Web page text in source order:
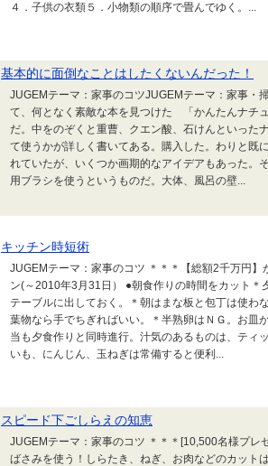
４．子供の衣類５．小物類の順序で畳んでゆく。...
基本的に面倒なことはしたくないんだった！
JUGEMテーマ：家事のコツJUGEMテーマ：家事・
て、何となく素敵な本を見つけた 「かんたんナチ
だ。中をのぞくと重曹、クエン酸、石けんといった
て使うかが詳しく書いてある。購入した。わりと既
れていたが、いくつか画期的なアイデアもあった。
用ブラシを使うというものだ。大体、風呂の壁...
キッチン時短術
JUGEMテーマ：家事のコツ ＊＊＊【総額2千万円
ン(～2010年3月31日） ●朝食作りの時間をカット＊
テーブルに出しておく。＊朝はまな板と包丁は使わ
葉物なら手でちぎればいい。＊半熟卵はＮＧ。お皿
当も夕食作りと同時進行。汁気のあるものは、ティ
いも、にんじん、玉ねぎは常備すると便利...
スピード下ごしらえの知恵
JUGEMテーマ：家事のコツ ＊＊＊[10,500名様プ
ばさみを使う！しらたき、ねぎ、お肉などのカット